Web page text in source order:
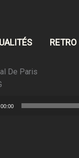
RETRO
De Paris
00:00